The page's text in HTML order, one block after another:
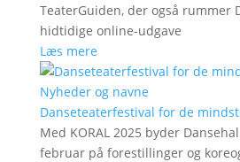
TeaterGuiden, der også rummer
hidtidige online-udgave
Læs mere
Nyheder og navne
Danseteaterfestival for de
Med KORAL 2025 byder
februar på forestillinger og